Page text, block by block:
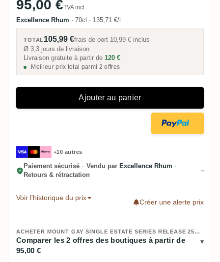
95,00 €TVA incl.
Excellence Rhum · 70cl · 135,71 €/l
TOTAL 105,99 €frais de port 10,99 € inclus
Ø 3,3 jours de livraison
Livraison gratuite à partir de 120 €
Meilleur prix total parmi 2 offres
Ajouter au panier
+10 autres
Paiement sécurisé · Vendu par Excellence Rhum ·
Retours & rétractation
Voir l'historique du prix
Créer une alerte prix
ACHETER MOUNT GAY SINGLE ESTATE SERIES RELEASE 25 | 03 | VT24CF 2024 :
Comparer les 2 offres des boutiques à partir de
95,00 €